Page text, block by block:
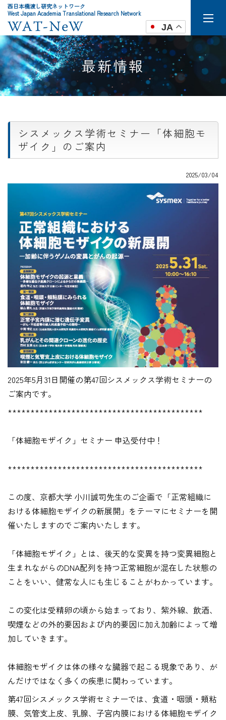
西日本橋渡し研究ネットワーク
West Japan Academia Translational Research Network
JA
最新情報
シスメックス学術セミナー「体細胞モ
ザイク」のご案内
2025/03/04
2025年5月31日開催の第47回シスメックス学術セミナーの
ご案内です。
*******************************************
「体細胞モザイク」セミナー 申込受付中！
*******************************************
この度、京都大学 小川誠司先生のご企画で「正常組織に
おける体細胞モザイクの新展開」をテーマにセミナーを開
催いたしますのでご案内いたします。
「体細胞モザイク」とは、後天的な変異を持つ変異細胞と
生まれながらのDNA配列を持つ正常細胞が混在した状態の
ことをいい、健常な人にも生じることがわかっています。
この変化は受精卵の頃から始まっており、紫外線、飲酒、
喫煙などの外的要因および内的要因に加え加齢によって増
加していきます。
体細胞モザイクは体の様々な臓器で起こる現象であり、が
んだけではなく多くの疾患に関わっています。
第47回シスメックス学術セミナーでは、食道・咽頭・頬粘
膜、気管支上皮、乳腺、子宮内膜における体細胞モザイク